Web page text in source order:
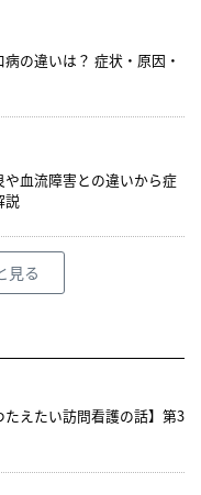
の違いは？ 症状・原因・
血流障害との違いから症
説
見る
えたい訪問看護の話】第3